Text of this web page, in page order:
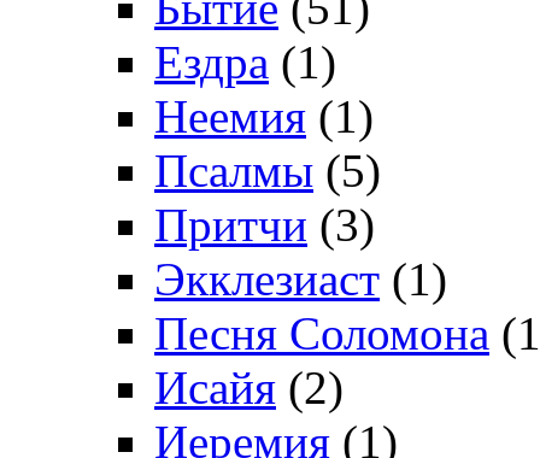
Ездра (1)
Неемия (1)
Псалмы (5)
Притчи (3)
Экклезиаст (1)
Песня Соломона
Исайя (2)
Иеремия (1)